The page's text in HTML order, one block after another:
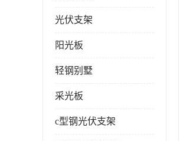
光伏支架
阳光板
轻钢别墅
采光板
c型钢光伏支架